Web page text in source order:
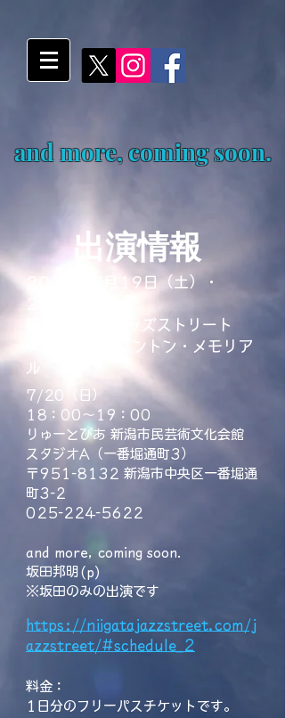
and more, coming soon.
​出演情報
2025年7月19日（土）・
第46回新潟ジャズストリート
デューク・エリントン・メモリア
ル
7/20（日）
18：00～19：00
りゅーとぴあ 新潟市民芸術文化会館
スタジオA（一番堀通町3）
〒951-8132 新潟市中央区一番堀通
町3-2
025-224-5622
and more, coming soon.
坂田邦明(p)
※坂田のみの出演です
https://niigatajazzstreet.com/j
azzstreet/#schedule_2
料金：
1日分のフリーパスチケットです。 ​